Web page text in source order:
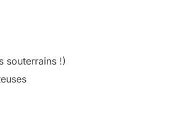
souterrains !)